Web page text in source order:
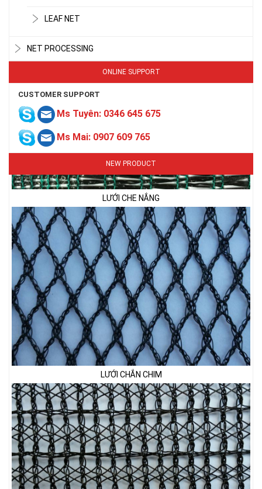
LEAF NET
NET PROCESSING
ONLINE SUPPORT
CUSTOMER SUPPORT
Ms Tuyên: 0346 645 675
Ms Mai: 0907 609 765
NEW PRODUCT
LƯỚI CHE NẮNG
LƯỚI CHẮN CHIM